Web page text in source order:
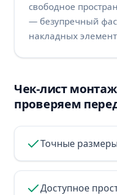
свободное
— безупречный
накладных
Чек-лист
проверяем
Точные
Доступное